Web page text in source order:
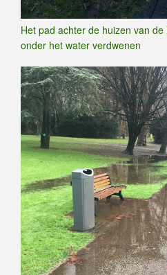
Het pad achter de huizen van
onder het water verdwenen